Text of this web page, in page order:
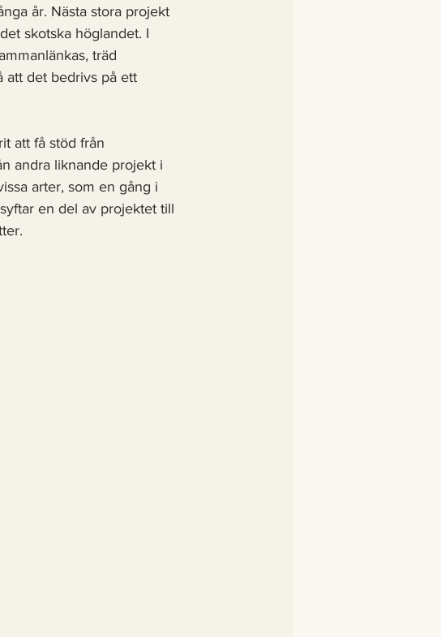
år. Nästa stora projekt
skotska höglandet. I
träd
att det bedrivs på ett
att få stöd från
andra liknande projekt i
arter, som en gång i
en del av projektet till